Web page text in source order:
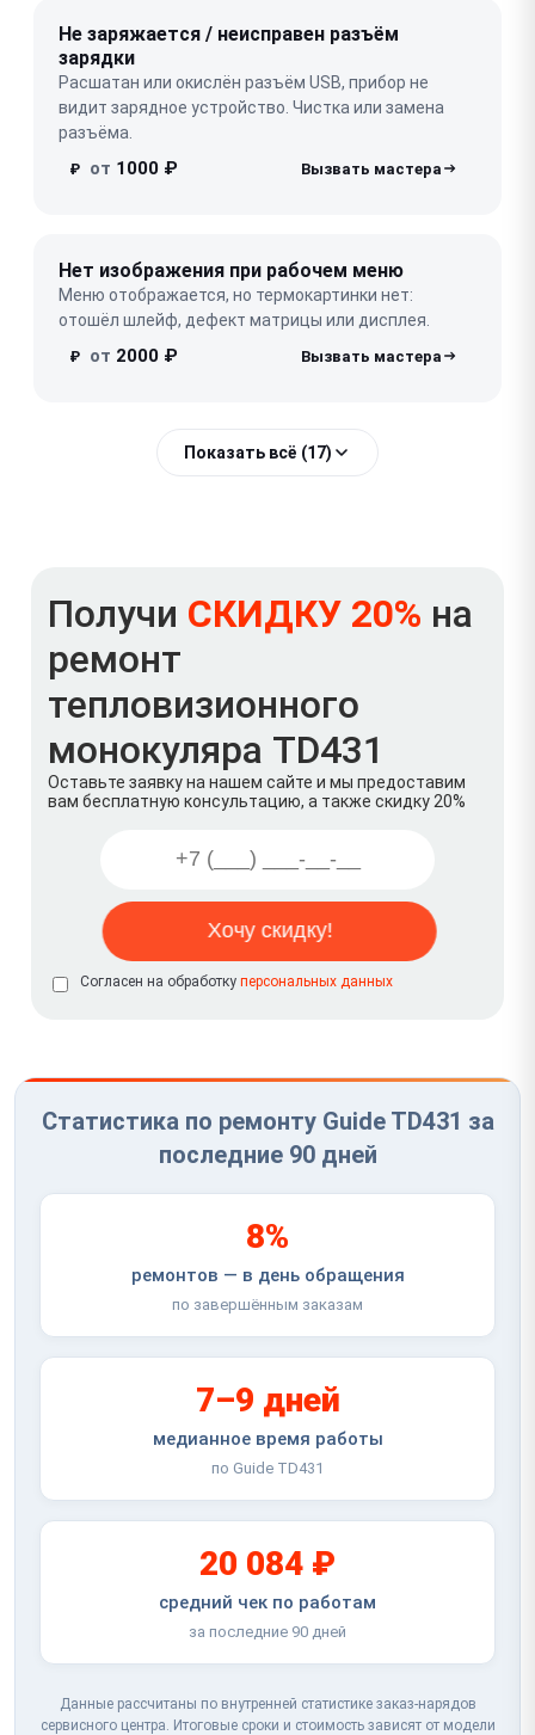
Не заряжается / неисправен разъём
зарядки
Расшатан или окислён разъём USB, прибор не
видит зарядное устройство. Чистка или замена
разъёма.
₽ от 1000 ₽
Нет изображения при рабочем меню
Меню отображается, но термокартинки нет:
отошёл шлейф, дефект матрицы или дисплея.
₽ от 2000 ₽
Показать всё (17)
Получи СКИДКУ 20% на
ремонт
тепловизионного
монокуляра TD431
Оставьте заявку на нашем сайте и мы предоставим
вам бесплатную консультацию, а также скидку 20%
Согласен на обработку персональных данных
Статистика по ремонту Guide TD431 за
последние 90 дней
8%
ремонтов — в день обращения
по завершённым заказам
7–9 дней
медианное время работы
по Guide TD431
20 084 ₽
средний чек по работам
за последние 90 дней
Данные рассчитаны по внутренней статистике заказ-нарядов
сервисного центра. Итоговые сроки и стоимость зависят от модели